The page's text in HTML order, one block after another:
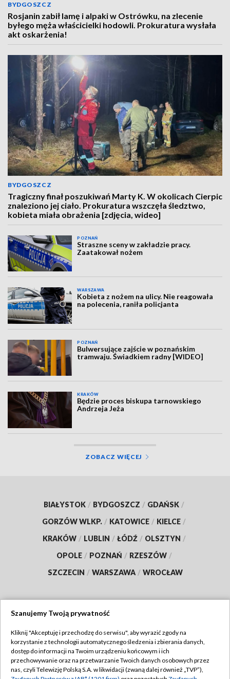
BYDGOSZCZ
Rosjanin zabił lamę i alpaki w Ostrówku, na zlecenie
byłego męża właścicielki hodowli. Prokuratura wysłała
akt oskarżenia!
BYDGOSZCZ
Tragiczny finał poszukiwań Marty K. W okolicach Cierpic
znaleziono jej ciało. Prokuratura wszczęła śledztwo,
kobieta miała obrażenia [zdjęcia, wideo]
POZNAŃ
Straszne sceny w zakładzie pracy.
Zaatakował nożem
WARSZAWA
Kobieta z nożem na ulicy. Nie reagowała
na polecenia, raniła policjanta
POZNAŃ
Bulwersujące zajście w poznańskim
tramwaju. Świadkiem radny [WIDEO]
KRAKÓW
Będzie proces biskupa tarnowskiego
Andrzeja Jeża
ZOBACZ WIĘCEJ
BIAŁYSTOK / BYDGOSZCZ / GDAŃSK /
GORZÓW WLKP. / KATOWICE / KIELCE /
KRAKÓW / LUBLIN / ŁÓDŹ / OLSZTYN /
OPOLE / POZNAŃ / RZESZÓW /
SZCZECIN / WARSZAWA / WROCŁAW
TVP
Abonament TVP
Regulamin TVP
Szanujemy Twoją prywatność
Kliknij "Akceptuję i przechodzę do serwisu", aby wyrazić zgody na
korzystanie z technologii automatycznego śledzenia i zbierania danych,
dostęp do informacji na Twoim urządzeniu końcowym i ich
przechowywanie oraz na przetwarzanie Twoich danych osobowych przez
nas, czyli Telewizję Polską S.A. w likwidacji (zwaną dalej również „TVP”),